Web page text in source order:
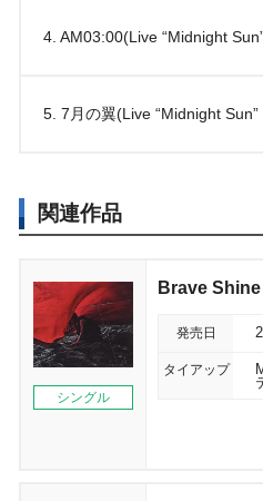
4. AM03:00(Live “Midnight
5. 7月の翼(Live “Midnight Sun”
関連作品
シングル
Brave Shine
発売日
タイアップ